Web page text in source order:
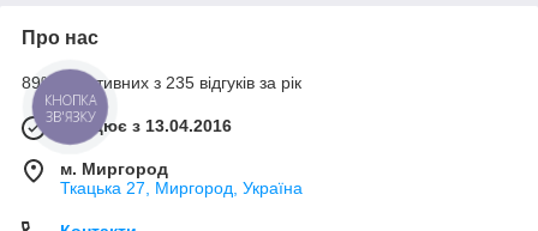
Про нас
89% позитивних з 235 відгуків за рік
Працює з 13.04.2016
м. Миргород
Ткацька 27, Миргород, Україна
КНОПКА
ЗВ'ЯЗКУ